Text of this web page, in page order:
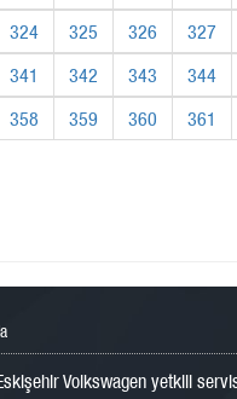
324 325 326 327
341 342 343 344
358 359 360 361
Volkswagen yetkili